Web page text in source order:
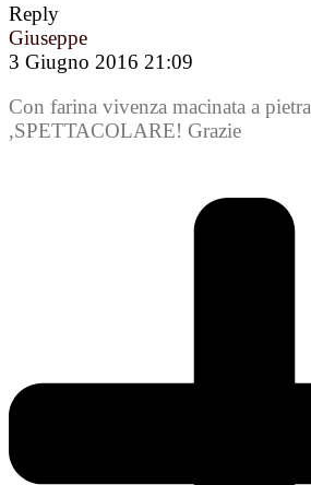
Reply
Giuseppe
3 Giugno 2016 21:09
Con farina vivenza macinata a pietra
,SPETTACOLARE! Grazie